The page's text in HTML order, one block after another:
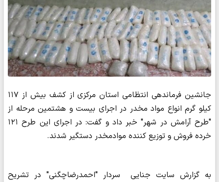
جانشین فرماندهی انتظامی استان مرکزی از کشف بیش از ۱۱۷
کیلو گرم انواع مواد مخدر در اجرای بیست و هشتمین مرحله از
"طرح آرامش در شهر" خبر داد و گفت: در اجرای این طرح ۱۲۱
خرده فروش و توزیع کننده موادمخدر دستگیر شدند.
به گزارش سایت جنایی سردار "احمدرضاچگنی" در تشریح